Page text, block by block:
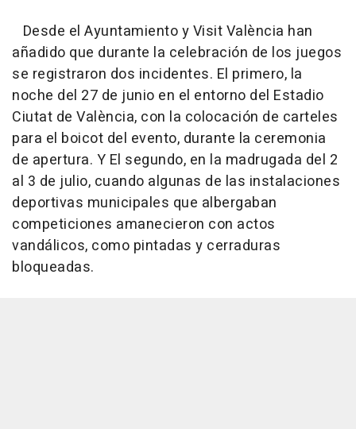
Desde el Ayuntamiento y Visit València han
añadido que durante la celebración de los juegos
se registraron dos incidentes. El primero, la
noche del 27 de junio en el entorno del Estadio
Ciutat de València, con la colocación de carteles
para el boicot del evento, durante la ceremonia
de apertura. Y El segundo, en la madrugada del 2
al 3 de julio, cuando algunas de las instalaciones
deportivas municipales que albergaban
competiciones amanecieron con actos
vandálicos, como pintadas y cerraduras
bloqueadas.